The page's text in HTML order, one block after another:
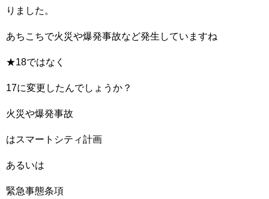
りました。
あちこちで火災や爆発事故など発生していますね
★18ではなく
17に変更したんでしょうか？
火災や爆発事故
はスマートシティ計画
あるいは
緊急事態条項